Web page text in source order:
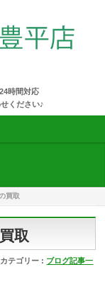
買取
取
カテゴリー : ブログ記事一